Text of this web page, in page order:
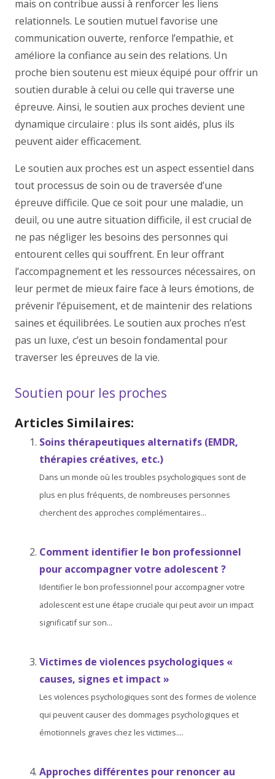
mais on contribue aussi à renforcer les liens
relationnels. Le soutien mutuel favorise une
communication ouverte, renforce l’empathie, et
améliore la confiance au sein des relations. Un
proche bien soutenu est mieux équipé pour offrir un
soutien durable à celui ou celle qui traverse une
épreuve. Ainsi, le soutien aux proches devient une
dynamique circulaire : plus ils sont aidés, plus ils
peuvent aider efficacement.
Le soutien aux proches est un aspect essentiel dans
tout processus de soin ou de traversée d’une
épreuve difficile. Que ce soit pour une maladie, un
deuil, ou une autre situation difficile, il est crucial de
ne pas négliger les besoins des personnes qui
entourent celles qui souffrent. En leur offrant
l’accompagnement et les ressources nécessaires, on
leur permet de mieux faire face à leurs émotions, de
prévenir l’épuisement, et de maintenir des relations
saines et équilibrées. Le soutien aux proches n’est
pas un luxe, c’est un besoin fondamental pour
traverser les épreuves de la vie.
Soutien pour les proches
Articles Similaires:
Soins thérapeutiques alternatifs (EMDR,
thérapies créatives, etc.)
Dans un monde où les troubles psychologiques sont de
plus en plus fréquents, de nombreuses personnes
cherchent des approches complémentaires...
Comment identifier le bon professionnel
pour accompagner votre adolescent ?
Identifier le bon professionnel pour accompagner votre
adolescent est une étape cruciale qui peut avoir un impact
significatif sur son...
Victimes de violences psychologiques «
causes, signes et impact »
Les violences psychologiques sont des formes de violence
qui peuvent causer des dommages psychologiques et
émotionnels graves chez les victimes....
Approches différentes pour renoncer au